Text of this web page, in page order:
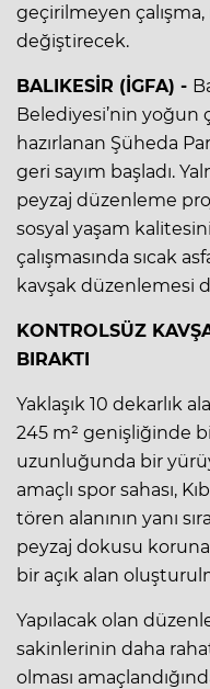
geçirilmeyen
değiştirecek.
BALIKESİR (İGFA) -
Belediyesi’nin yoğun
hazırlanan Şüheda
geri sayım başladı.
peyzaj düzenleme
sosyal yaşam
çalışmasında sıcak
kavşak düzenlemesi
KONTROLSÜZ
BIRAKTI
Yaklaşık 10 dekarlık
245 m² genişliğinde
uzunluğunda bir
amaçlı spor sahası,
tören alanının yanı
peyzaj dokusu
bir açık alan
Yapılacak olan
sakinlerinin daha
olması